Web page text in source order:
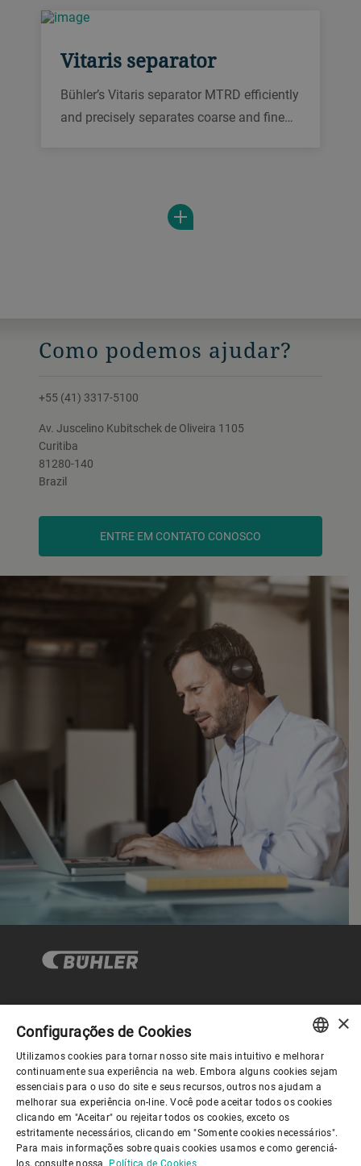
the transition to Co2-neutral baking.
Vitaris separator
Bühler’s Vitaris separator MTRD efficiently
and precisely separates coarse and fine
Como podemos ajudar?
+55 (41) 3317-5100
Av. Juscelino Kubitschek de Oliveira 1105
Curitiba
81280-140
Brazil
ENTRE EM CONTATO CONOSCO
Governança Corporativa
Sobre nós
Links úteis
ENGLISH
SPANISH
GERMAN
FRENCH
×
Configurações de Cookies
Utilizamos cookies para tornar nosso site mais intuitivo e melhorar
continuamente sua experiência na web. Embora alguns cookies sejam
essenciais para o uso do site e seus recursos, outros nos ajudam a
melhorar sua experiência on-line. Você pode aceitar todos os cookies
clicando em "Aceitar" ou rejeitar todos os cookies, exceto os
estritamente necessários, clicando em "Somente cookies necessários".
Para mais informações sobre quais cookies usamos e como gerenciá-
los, consulte nossa Política de Cookies